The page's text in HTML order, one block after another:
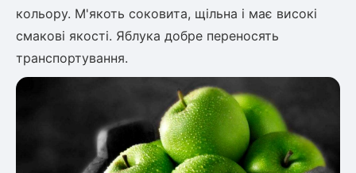
кольору. М'якоть соковита, щільна і має високі
смакові якості. Яблука добре переносять
транспортування.